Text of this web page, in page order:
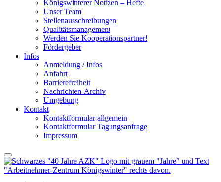
Königswinterer Notizen – Hefte
Unser Team
Stellenausschreibungen
Qualitätsmanagement
Werden Sie Kooperationspartner!
Fördergeber
Infos
Anmeldung / Infos
Anfahrt
Barrierefreiheit
Nachrichten-Archiv
Umgebung
Kontakt
Kontaktformular allgemein
Kontaktformular Tagungsanfrage
Impressum